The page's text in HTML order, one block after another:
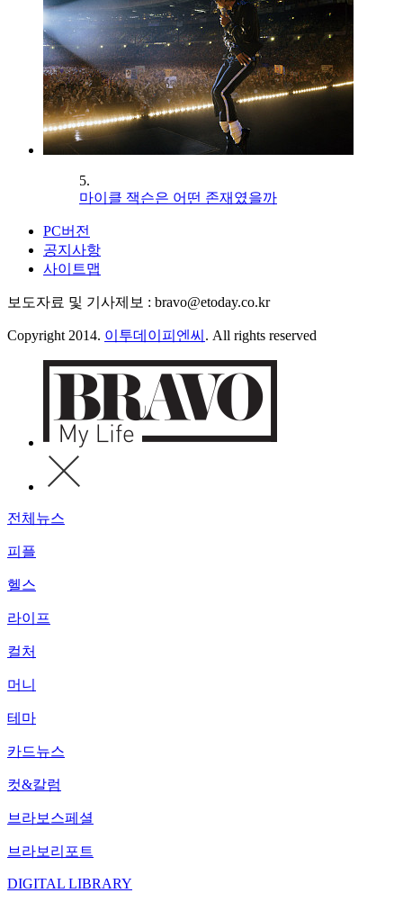
5.
마이클 잭슨은 어떤 존재였을까
PC버전
공지사항
사이트맵
보도자료 및 기사제보 : bravo@etoday.co.kr
Copyright 2014. 이투데이피엔씨 . All rights reserved
전체뉴스
피플
헬스
라이프
컬처
머니
테마
카드뉴스
컷&칼럼
브라보스페셜
브라보리포트
DIGITAL LIBRARY